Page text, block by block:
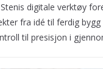
digitale verktøy
fra idé til ferdig bygg
til presisjon i